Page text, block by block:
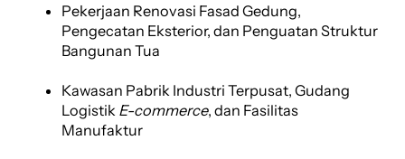
Pekerjaan Renovasi Fasad Gedung,
Pengecatan Eksterior, dan Penguatan Struktur
Bangunan Tua
Kawasan Pabrik Industri Terpusat, Gudang
Logistik E-commerce, dan Fasilitas
Manufaktur